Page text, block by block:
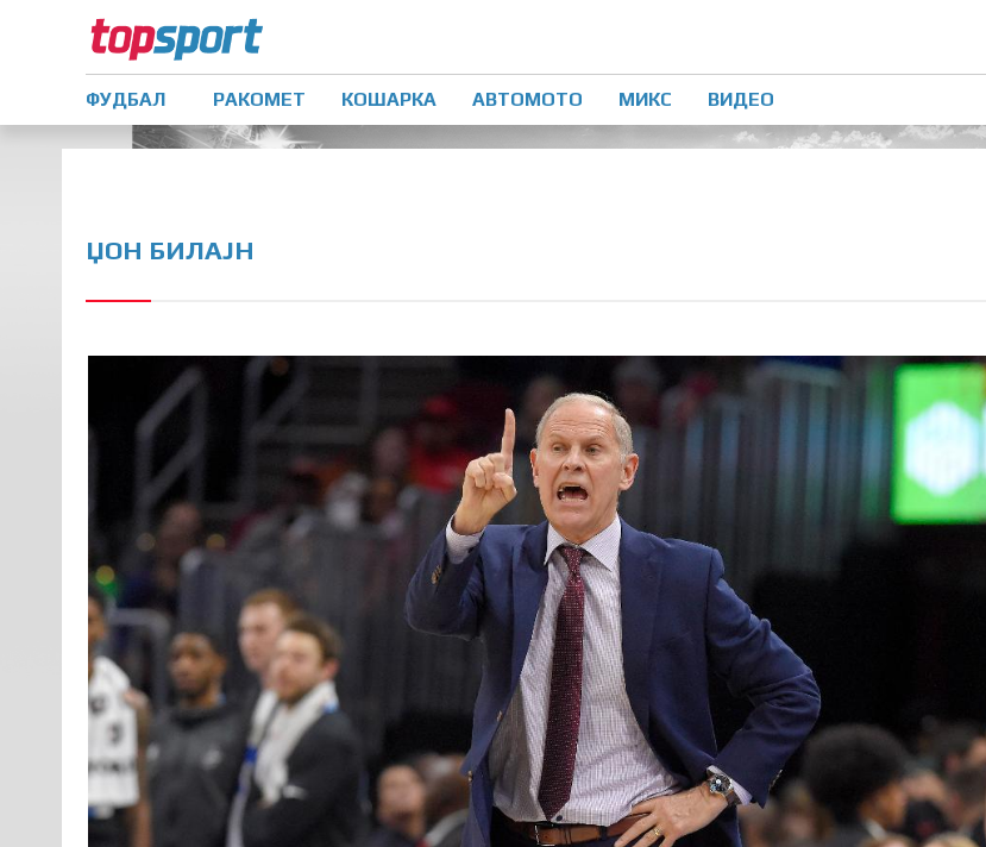
ФУДБАЛ РАКОМЕТ КОШАРКА АВТОМОТО МИКС ВИДЕО
ЏОН БИЛАЈН